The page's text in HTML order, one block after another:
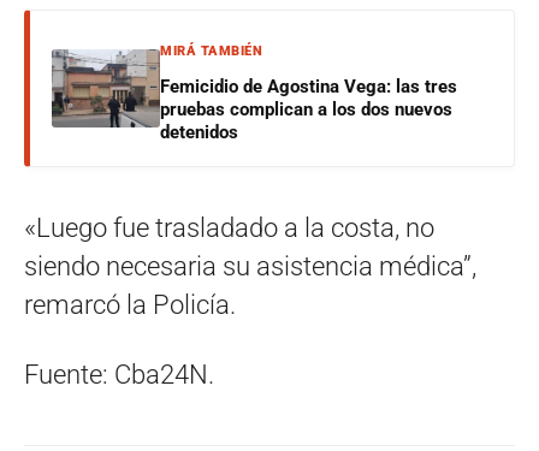
MIRÁ TAMBIÉN
Femicidio de Agostina Vega: las tres
pruebas complican a los dos nuevos
detenidos
«Luego fue trasladado a la costa, no
siendo necesaria su asistencia médica”,
remarcó la Policía.
Fuente: Cba24N.